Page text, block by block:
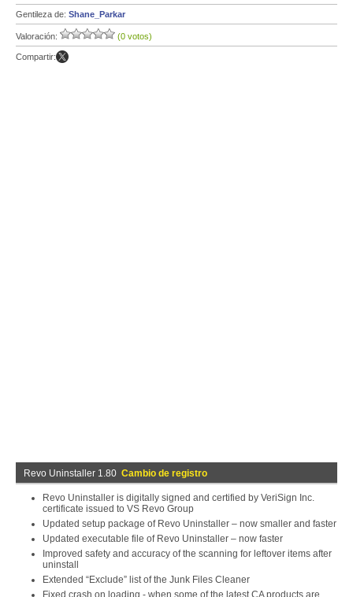
Gentileza de: Shane_Parkar
Valoración: (0 votos)
Compartir:
Revo Uninstaller 1.80 Cambio de registro
Revo Uninstaller is digitally signed and certified by VeriSign Inc.
certificate issued to VS Revo Group
Updated setup package of Revo Uninstaller – now smaller and faster
Updated executable file of Revo Uninstaller – now faster
Improved safety and accuracy of the scanning for leftover items after
uninstall
Extended “Exclude” list of the Junk Files Cleaner
Fixed crash on loading - when some of the latest CA products are